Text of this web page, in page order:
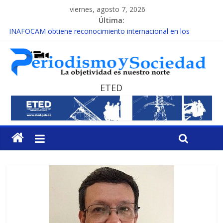
viernes, agosto 7, 2026
Última:
INAFOCAM obtiene reconocimiento internacional en los
15 de febrero de cada año es Día Nacional de la lucha contra el
cáncer infantil
EL ENFOQUE UNILATERAL DE LA COALICIÓN
MESCyT y Universidad Albizu apoyarán rehabilitación de
reclusos
MESCyT presenta calendario de Consulta Nacional por la
Educación
ETED